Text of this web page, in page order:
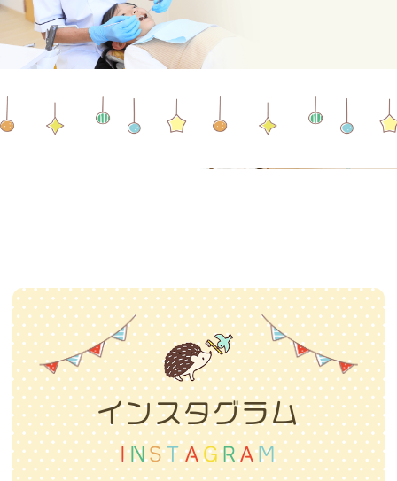
インスタグラム
INSTAGRAM